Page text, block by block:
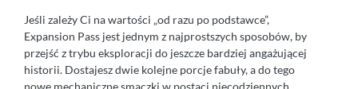
Jeśli zależy Ci na wartości „od razu po podstawce”,
Expansion Pass jest jednym z najprostszych sposobów, by
przejść z trybu eksploracji do jeszcze bardziej angażującej
historii. Dostajesz dwie kolejne porcje fabuły, a do tego
nowe mechaniczne smaczki w postaci niecodziennych